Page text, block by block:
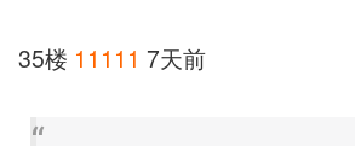
35楼 11111 7天前